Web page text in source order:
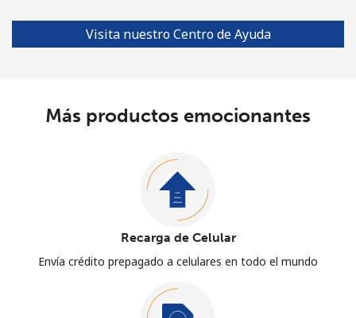
Visita nuestro Centro de Ayuda
Más productos emocionantes
Recarga de Celular
Envía crédito prepagado a celulares en todo el mundo